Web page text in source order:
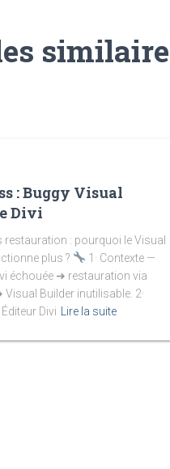
: Buggy Visual
Divi
restauration : pourquoi le Visual
plus ?
1· Contexte —
échouée ➜ restauration via
Builder inutilisable. 2·
Divi
Lire la suite